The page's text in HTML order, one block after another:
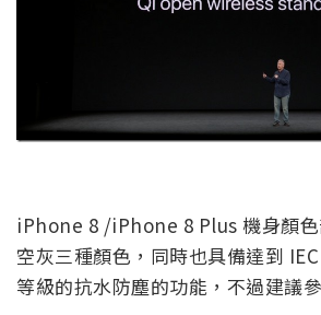
iPhone 8 /iPhone 8 Plus 機身顏
空灰三種顏色，同時也具備達到
等級的抗水防塵的功能，不過建議